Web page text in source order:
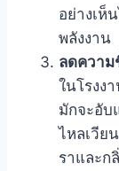
อย่างเห็
พลังงาน
ลดควา
ในโรงง
มักจะอับ
ไหลเวีย
ราและก